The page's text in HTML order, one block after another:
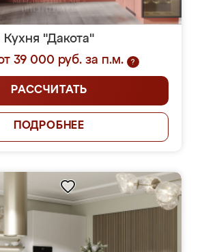
Кухня "Дакота"
39 000 руб. за п.м.
?
РАССЧИТАТЬ
ПОДРОБНЕЕ